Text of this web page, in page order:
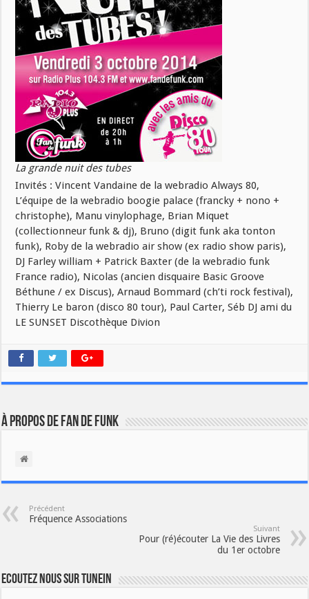
La grande nuit des tubes
Invités : Vincent Vandaine de la webradio Always 80,
L’équipe de la webradio boogie palace (francky + nono +
christophe), Manu vinylophage, Brian Miquet
(collectionneur funk & dj), Bruno (digit funk aka tonton
funk), Roby de la webradio air show (ex radio show paris),
DJ Farley william + Patrick Baxter (de la webradio funk
France radio), Nicolas (ancien disquaire Basic Groove
Béthune / ex Discus), Arnaud Bommard (ch’ti rock festival),
Thierry Le baron (disco 80 tour), Paul Carter, Séb DJ ami du
LE SUNSET Discothèque Divion
À propos de Fan de Funk
Précédent
Fréquence Associations
Suivant
Pour (ré)écouter La Vie des Livres
du 1er octobre
Ecoutez nous sur TuneIn